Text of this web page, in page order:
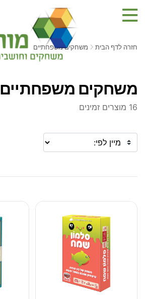
חזרה לדף הבית משחקים משפחתיים
משחקים משפחתיים
16 מוצרים זמינים